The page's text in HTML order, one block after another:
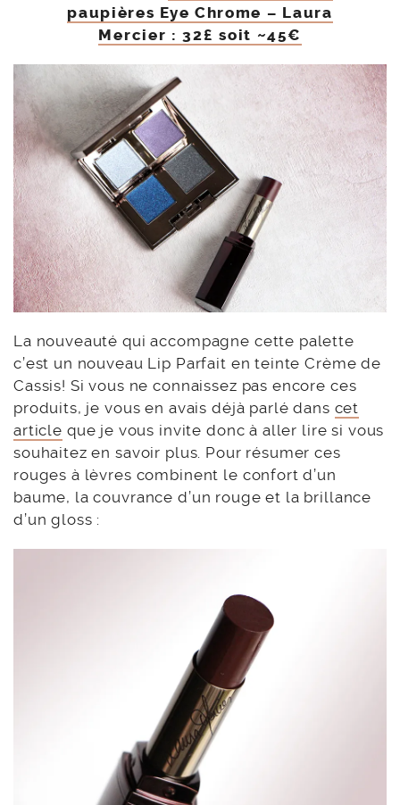
paupières Eye Chrome – Laura
Mercier : 32£ soit ~45€
La nouveauté qui accompagne cette palette
c’est un nouveau Lip Parfait en teinte Crème de
Cassis! Si vous ne connaissez pas encore ces
produits, je vous en avais déjà parlé dans cet
article que je vous invite donc à aller lire si vous
souhaitez en savoir plus. Pour résumer ces
rouges à lèvres combinent le confort d’un
baume, la couvrance d’un rouge et la brillance
d’un gloss :